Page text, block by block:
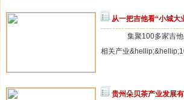
从一把吉他看“小城大
集聚100多家吉他
相关产业
贵州朵贝茶产业发展